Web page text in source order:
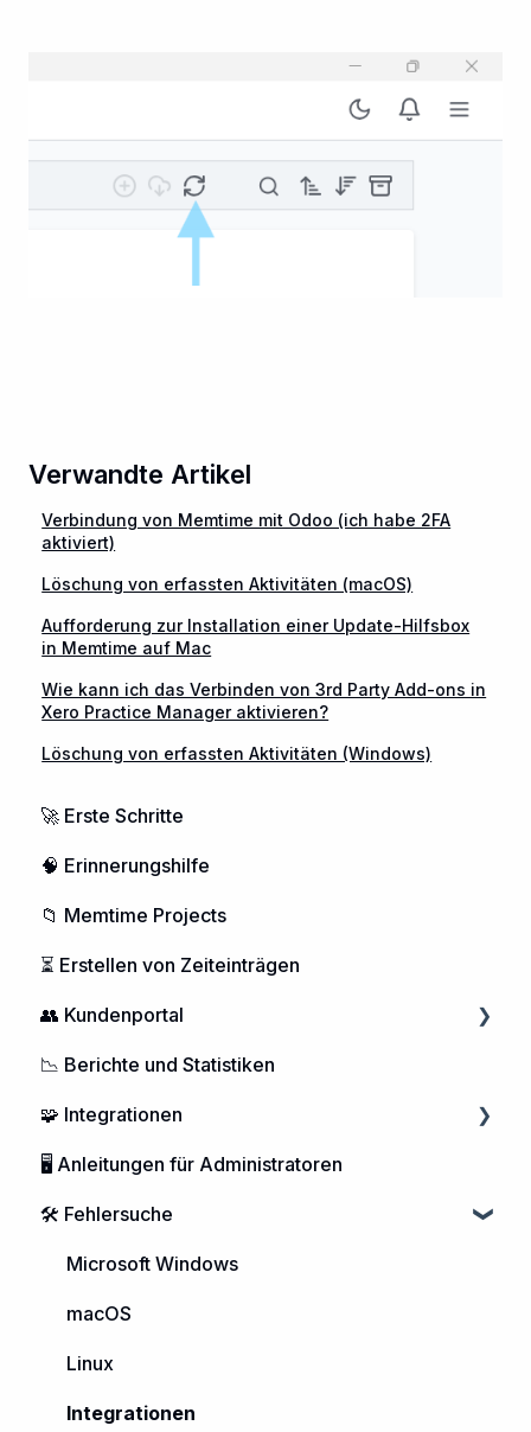
Verwandte Artikel
Verbindung von Memtime mit Odoo (ich habe 2FA
aktiviert)
Löschung von erfassten Aktivitäten (macOS)
Aufforderung zur Installation einer Update-Hilfsbox
in Memtime auf Mac
Wie kann ich das Verbinden von 3rd Party Add-ons in
Xero Practice Manager aktivieren?
Löschung von erfassten Aktivitäten (Windows)
🚀 Erste Schritte
🧠 Erinnerungshilfe
📁 Memtime Projects
⏳ Erstellen von Zeiteinträgen
👥 Kundenportal
Nutzerverwaltung
Memtime-Abonnement
Kontoverwaltung
📉 Berichte und Statistiken
🧩 Integrationen
Kalender Integrationen
DATEV Integration
Projektmanagement
Telefon Integration
🖥️ Anleitungen für Administratoren
🛠️ Fehlersuche
Microsoft Windows
macOS
Linux
Integrationen